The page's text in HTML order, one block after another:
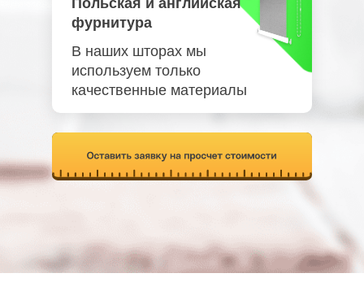
Польская и английская
фурнитура
В наших шторах мы
используем только
качественные материалы